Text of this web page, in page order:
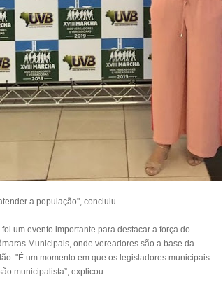
a população", concluiu.
um evento importante para destacar a força do
Municipais, onde vereadores são a base da
"É um momento em que os legisladores municipais
municipalista”, explicou.